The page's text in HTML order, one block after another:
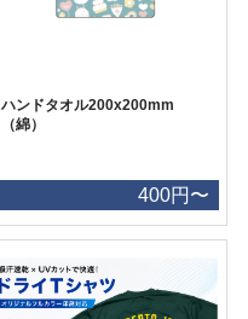
ハンドタオル200x200mm
（綿）
400円〜